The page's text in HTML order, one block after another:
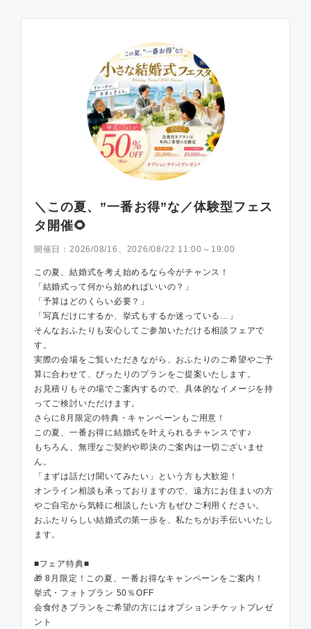
＼この夏、”一番お得”な／体験型フェス
タ開催🌻
開催日： 2026/08/16、2026/08/22 11:00～19:00
この夏、結婚式を考え始めるなら今がチャンス！
「結婚式って何から始めればいいの？」
「予算はどのくらい必要？」
「写真だけにするか、挙式もするか迷っている…」
そんなおふたりも安心してご参加いただける相談フェアで
す。
実際の会場をご覧いただきながら、おふたりのご希望やご予
算に合わせて、ぴったりのプランをご提案いたします。
お見積りもその場でご案内するので、具体的なイメージを持
ってご検討いただけます。
さらに8月限定の特典・キャンペーンもご用意！
この夏、一番お得に結婚式を叶えられるチャンスです♪
もちろん、無理なご契約や即決のご案内は一切ございませ
ん。
「まずは話だけ聞いてみたい」という方も大歓迎！
オンライン相談も承っておりますので、遠方にお住まいの方
やご自宅から気軽に相談したい方もぜひご利用ください。
おふたりらしい結婚式の第一歩を、私たちがお手伝いいたし
ます。
■フェア特典■
🎁 8月限定！この夏、一番お得なキャンペーンをご案内！
挙式・フォトプラン 50％OFF
会食付きプランをご希望の方にはオプションチケットプレゼ
ント